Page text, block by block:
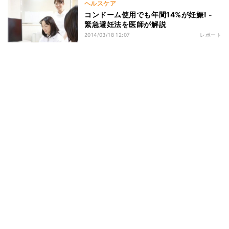
ヘルスケア
コンドーム使用でも年間14%が妊娠! -
緊急避妊法を医師が解説
2014/03/18 12:07 レポート